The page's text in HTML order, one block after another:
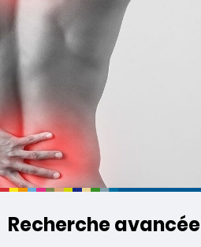
Recherche avancée